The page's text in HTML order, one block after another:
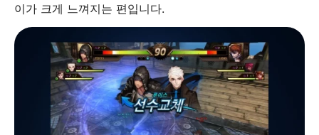
이가 크게 느껴지는 편입니다.